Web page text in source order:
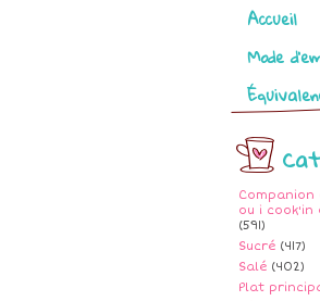
Pages
Accueil
Mode
Companion
ou i
(591)
Sucré (417)
Salé (402)
Plat